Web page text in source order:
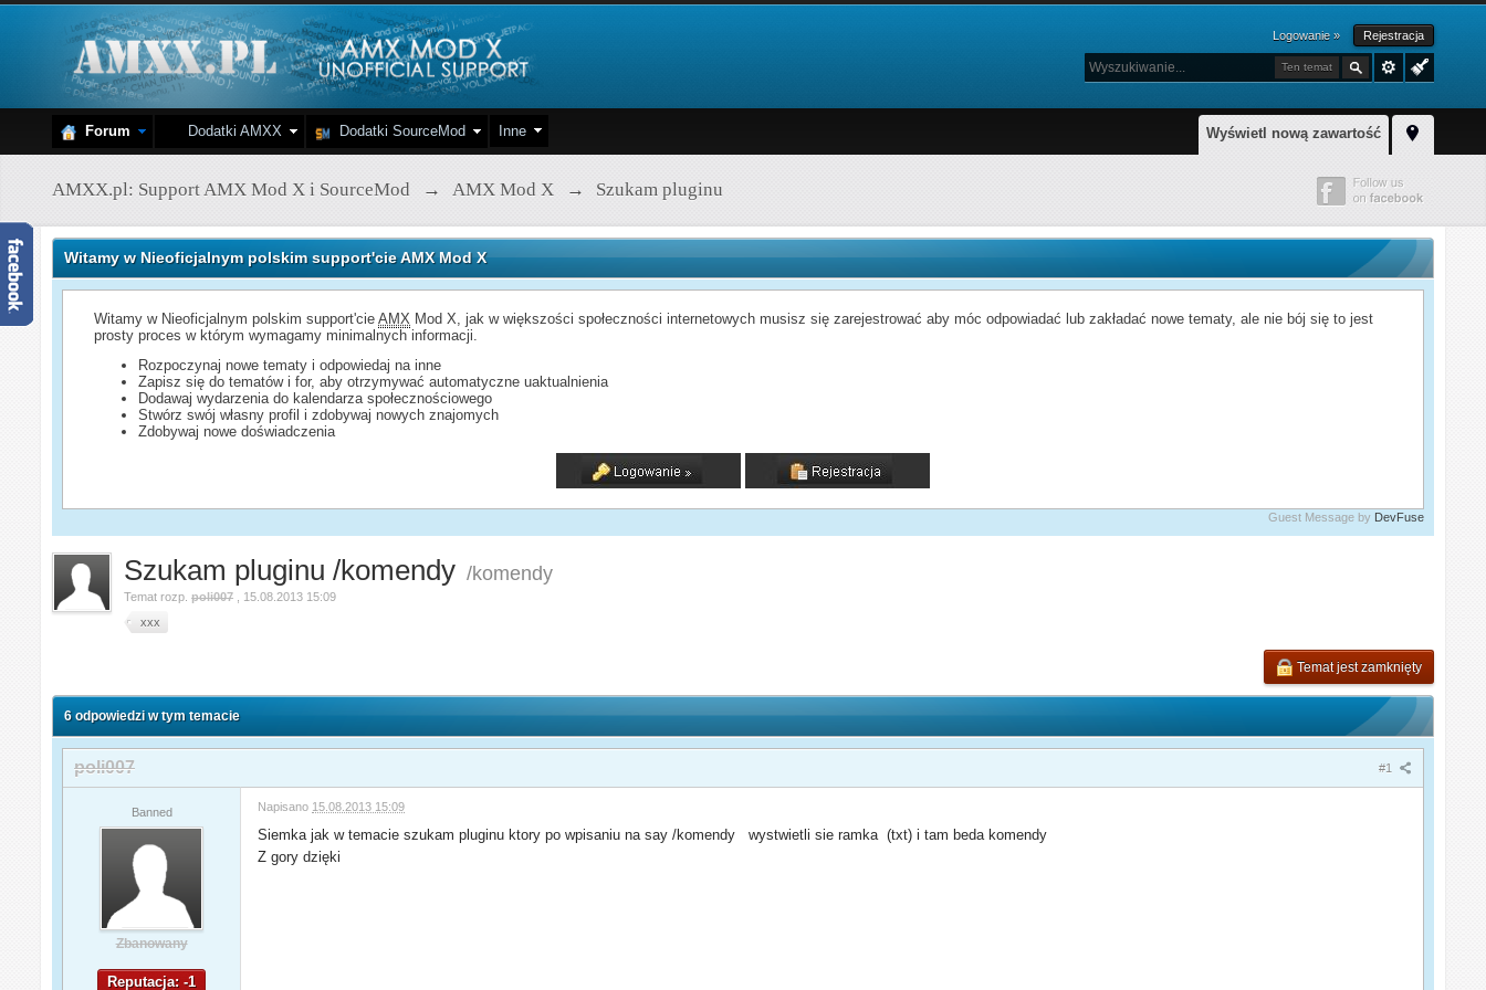
Logowanie » Rejestracja
Ten temat
Wyświetl nową zawartość
Forum Dodatki AMXX Dodatki SourceMod Inne
AMXX.pl: Support AMX Mod X i SourceMod → AMX Mod X → Szukam pluginu
Witamy w Nieoficjalnym polskim support'cie AMX Mod X
Witamy w Nieoficjalnym polskim support'cieAMX Mod X, jak w większości społeczności internetowych musisz się zarejestrować aby móc odpowiadać lub zakładać nowe tematy, ale nie bój się to jest
prosty proces w którym wymagamy minimalnych informacji.
Rozpoczynaj nowe tematy i odpowiedaj na inne
Zapisz się do tematów i for, aby otrzymywać automatyczne uaktualnienia
Dodawaj wydarzenia do kalendarza społecznościowego
Stwórz swój własny profil i zdobywaj nowych znajomych
Zdobywaj nowe doświadczenia
Guest Message by DevFuse
Szukam pluginu /komendy /komendy
Temat rozp.poli007
15.08.2013 15:09
xxx
Temat jest zamknięty
6 odpowiedzi w tym temacie
#1
poli007
Banned
Zbanowany
Reputacja: -1
Napisano 15.08.2013 15:09
Siemka jak w temacie szukam pluginu ktory po wpisaniu na say /komendy wystwietli sie ramka (txt) i tam beda komendy
Z gory dzięki